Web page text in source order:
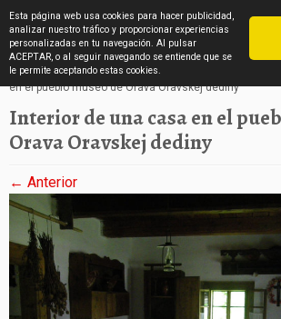
Saltar
al
contenido
Inicio » Un poblado museo de los Tatras en imágenes
en el pueblo museo de Orava Oravskej dediny
Interior de una casa en el
Orava Oravskej dediny
← Anterior
Esta página web usa cookies para hacer publicidad,
analizar nuestro tráfico y proporcionar experiencias
personalizadas en tu navegación. Al pulsar
ACEPTAR, o al seguir navegando se entiende que se
le permite aceptando estas cookies.